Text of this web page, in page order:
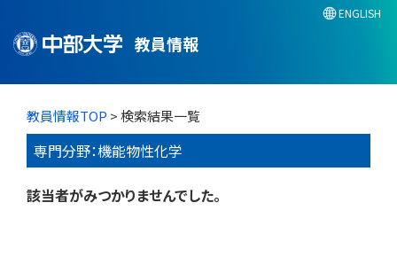
教員情報
ENGLISH
教員情報TOP > 検索結果一覧
専門分野：機能物性化学
該当者がみつかりませんでした。